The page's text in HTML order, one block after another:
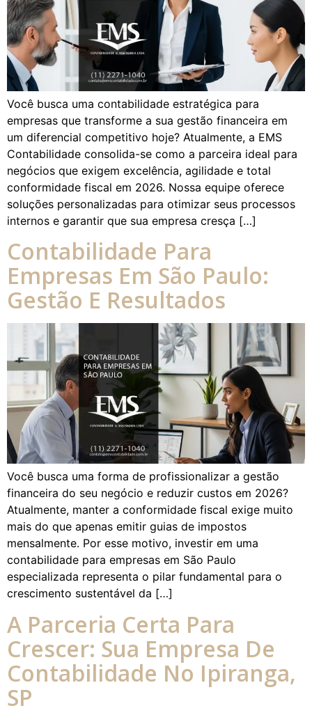
Você busca uma contabilidade estratégica para
empresas que transforme a sua gestão financeira em
um diferencial competitivo hoje? Atualmente, a EMS
Contabilidade consolida-se como a parceira ideal para
negócios que exigem excelência, agilidade e total
conformidade fiscal em 2026. Nossa equipe oferece
soluções personalizadas para otimizar seus processos
internos e garantir que sua empresa cresça […]
Contabilidade Para
Empresas Em São Paulo:
Gestão E Resultados
Você busca uma forma de profissionalizar a gestão
financeira do seu negócio e reduzir custos em 2026?
Atualmente, manter a conformidade fiscal exige muito
mais do que apenas emitir guias de impostos
mensalmente. Por esse motivo, investir em uma
contabilidade para empresas em São Paulo
especializada representa o pilar fundamental para o
crescimento sustentável da […]
A Parceria Certa Para
Crescer: Sua Empresa De
Contabilidade No Ipiranga,
SP